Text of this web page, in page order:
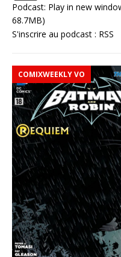
Podcast: Play in new
68.7MB)
S'inscrire au podcast : RSS
COMIXWEEKLY VO